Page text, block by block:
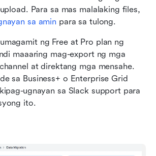
sa amin para sa tulong.
ng Free at Pro plan ng
maaaring mag-export ng mga
at direktang mga mensahe.
sa Business+ o Enterprise Grid
ugnayan sa Slack support para
ito.